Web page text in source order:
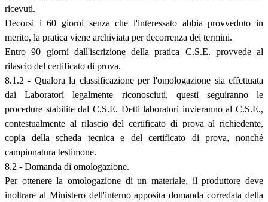
ricevuti.
Decorsi i 60 giorni senza che l'interessato abbia provveduto in
merito, la pratica viene archiviata per decorrenza dei termini.
Entro 90 giorni dall'iscrizione della pratica C.S.E. provvede al
rilascio del certificato di prova.
8.1.2 - Qualora la classificazione per l'omologazione sia effettuata
dai Laboratori legalmente riconosciuti, questi seguiranno le
procedure stabilite dal C.S.E. Detti laboratori invieranno al C.S.E.,
contestualmente al rilascio del certificato di prova al richiedente,
copia della scheda tecnica e del certificato di prova, nonché
campionatura testimone.
8.2 - Domanda di omologazione.
Per ottenere la omologazione di un materiale, il produttore deve
inoltrare al Ministero dell'interno apposita domanda corredata della